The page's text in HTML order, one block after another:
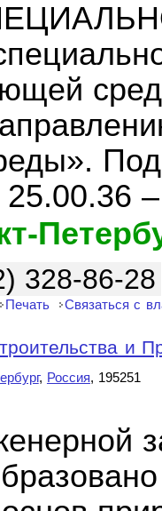
25.00.36
328-86-28
Печать Связаться с
и
, Россия, 195251